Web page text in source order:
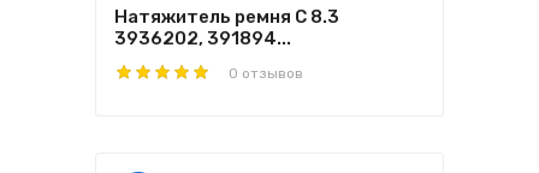
Натяжитель ремня C 8.3
3936202, 391894...
0 отзывов